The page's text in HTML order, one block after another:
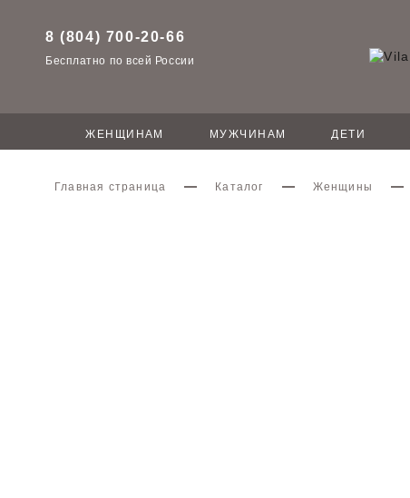
8 (804) 700-20-66
Бесплатно по всей России
ЖЕНЩИНАМ МУЖЧИНАМ ДЕТИ
Главная страница Каталог Женщины